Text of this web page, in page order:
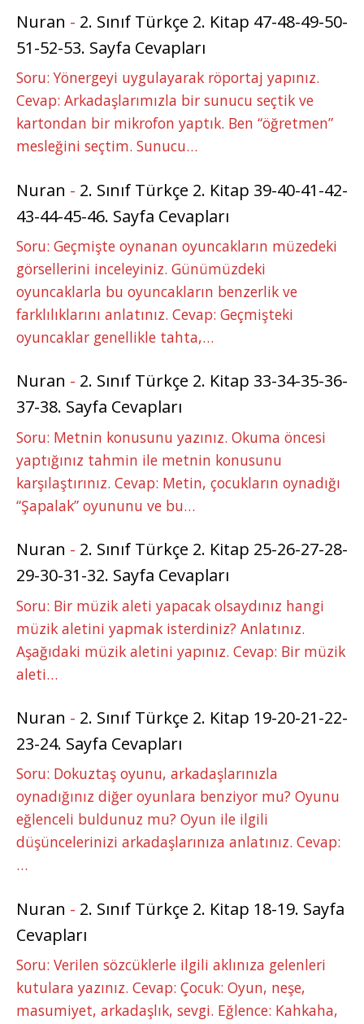
Nuran - 2. Sınıf Türkçe 2. Kitap 47-48-49-50-
51-52-53. Sayfa Cevapları
Soru: Yönergeyi uygulayarak röportaj yapınız.
Cevap: Arkadaşlarımızla bir sunucu seçtik ve
kartondan bir mikrofon yaptık. Ben “öğretmen”
mesleğini seçtim. Sunucu…
Nuran - 2. Sınıf Türkçe 2. Kitap 39-40-41-42-
43-44-45-46. Sayfa Cevapları
Soru: Geçmişte oynanan oyuncakların müzedeki
görsellerini inceleyiniz. Günümüzdeki
oyuncaklarla bu oyuncakların benzerlik ve
farklılıklarını anlatınız. Cevap: Geçmişteki
oyuncaklar genellikle tahta,…
Nuran - 2. Sınıf Türkçe 2. Kitap 33-34-35-36-
37-38. Sayfa Cevapları
Soru: Metnin konusunu yazınız. Okuma öncesi
yaptığınız tahmin ile metnin konusunu
karşılaştırınız. Cevap: Metin, çocukların oynadığı
“Şapalak” oyununu ve bu…
Nuran - 2. Sınıf Türkçe 2. Kitap 25-26-27-28-
29-30-31-32. Sayfa Cevapları
Soru: Bir müzik aleti yapacak olsaydınız hangi
müzik aletini yapmak isterdiniz? Anlatınız.
Aşağıdaki müzik aletini yapınız. Cevap: Bir müzik
aleti…
Nuran - 2. Sınıf Türkçe 2. Kitap 19-20-21-22-
23-24. Sayfa Cevapları
Soru: Dokuztaş oyunu, arkadaşlarınızla
oynadığınız diğer oyunlara benziyor mu? Oyunu
eğlenceli buldunuz mu? Oyun ile ilgili
düşüncelerinizi arkadaşlarınıza anlatınız. Cevap:
…
Nuran - 2. Sınıf Türkçe 2. Kitap 18-19. Sayfa
Cevapları
Soru: Verilen sözcüklerle ilgili aklınıza gelenleri
kutulara yazınız. Cevap: Çocuk: Oyun, neşe,
masumiyet, arkadaşlık, sevgi. Eğlence: Kahkaha,